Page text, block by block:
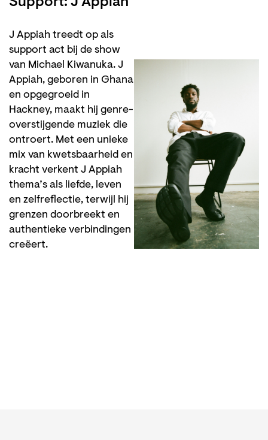
J Appiah treedt op als
support act bij de show
van Michael Kiwanuka. J
Appiah, geboren in Ghana
en opgegroeid in
Hackney, maakt hij genre-
overstijgende muziek die
ontroert. Met een unieke
mix van kwetsbaarheid en
kracht verkent J Appiah
thema’s als liefde, leven
en zelfreflectie, terwijl hij
grenzen doorbreekt en
authentieke verbindingen
creëert.